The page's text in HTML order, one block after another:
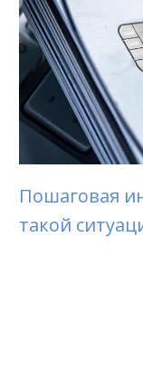
Пошаговая
такой